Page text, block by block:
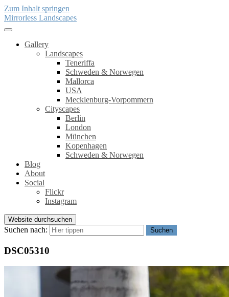
Zum Inhalt springen
Mirrorless Landscapes
Gallery
Landscapes
Teneriffa
Schweden & Norwegen
Mallorca
USA
Mecklenburg-Vorpommern
Cityscapes
Berlin
London
München
Kopenhagen
Schweden & Norwegen
Blog
About
Social
Flickr
Instagram
Website durchsuchen
Suchen nach: Suchen
DSC05310